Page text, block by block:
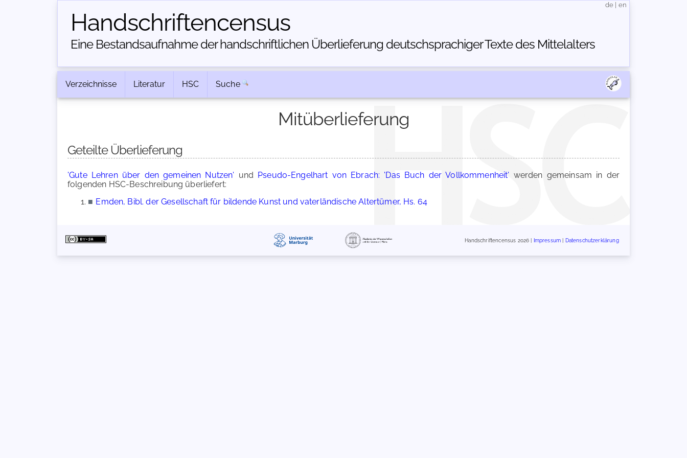
Handschriften­census
Eine Bestandsaufnahme der handschriftlichen Über­lieferung deutschsprachiger Texte des Mittelalters
de en
Verzeichnisse Literatur HSC Suche
Mitüberlieferung
Geteilte Überlieferung
'Gute Lehren über den gemeinen Nutzen' und Pseudo-Engelhart von Ebrach: 'Das Buch der Vollkommenheit' werden gemeinsam in der
folgenden HSC-Beschreibung überliefert:
■ Emden, Bibl. der Gesellschaft für bildende Kunst und vaterländische Altertümer, Hs. 64
Handschriftencensus 2026 | Impressum Datenschutzerklärung